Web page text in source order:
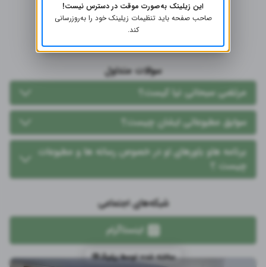
سوالات متداول
مرتضی سبحانی نیا کیست؟
سوابق مطبوعاتی ایشان چیست؟
برنامه هاو باورهای او در خصوص رسانه ها و مطبوعات
چیست ؟
شبکه‌های اجتماعی
اینستاگرام
ساخته شده توسط
این زیلینک به‌صورت موقت در دسترس نیست!
صاحب صفحه باید تنظیمات زیلینک خود را به‌روز‌رسانی
کند.